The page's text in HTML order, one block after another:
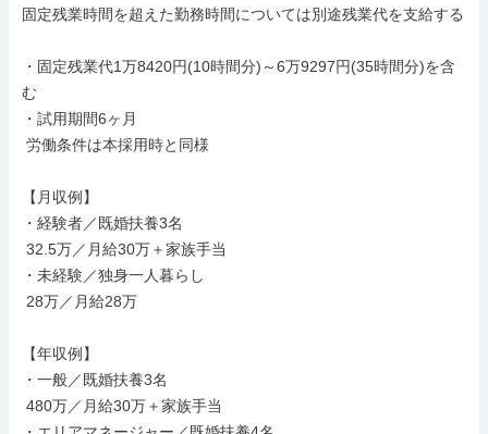
固定残業時間を超えた勤務時間については別途残業代を支給する
・固定残業代1万8420円(10時間分)～6万9297円(35時間分)を含
む
・試用期間6ヶ月
【月収例】
・経験者／既婚扶養3名
・未経験／独身一人暮らし
【年収例】
・一般／既婚扶養3名